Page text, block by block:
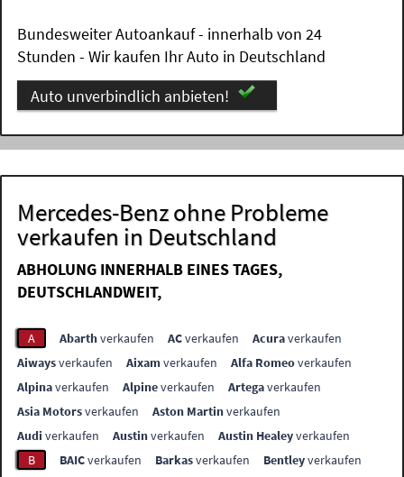
Bundesweiter Autoankauf - innerhalb von 24
Stunden - Wir kaufen Ihr Auto in Deutschland
Auto unverbindlich anbieten!
Mercedes-Benz ohne Probleme
verkaufen in Deutschland
ABHOLUNG INNERHALB EINES TAGES,
DEUTSCHLANDWEIT,
A Abarthverkaufen ACverkaufen Acuraverkaufen
Aiwaysverkaufen Aixamverkaufen Alfa Romeoverkaufen
Alpinaverkaufen Alpineverkaufen Artegaverkaufen
Asia Motorsverkaufen Aston Martinverkaufen
Audi verkaufen Austinverkaufen Austin Healeyverkaufen
B
BAICverkaufen Barkasverkaufen Bentleyverkaufen